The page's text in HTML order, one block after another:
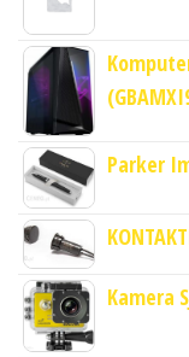
Parker
Kamera